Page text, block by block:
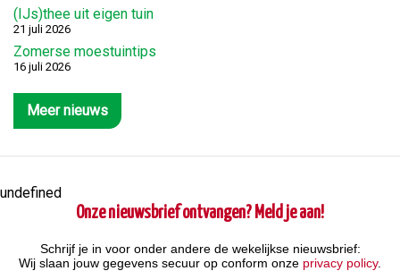
(IJs)thee uit eigen tuin
21 juli 2026
Zomerse moestuintips
16 juli 2026
Meer nieuws
undefined
Onze nieuwsbrief ontvangen? Meld je aan!
Schrijf je in voor onder andere de wekelijkse nieuwsbrief:
Wij slaan jouw gegevens secuur op conform onze privacy policy.